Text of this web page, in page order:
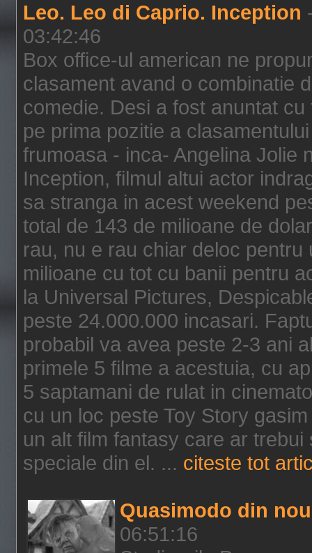
Leo. Leo di Caprio. Inception
03:42:46
Box office-ul american ne
clasament avand o combinatie
comedie. Desi a fost anuntat
pe prima pozitie a
frumoasa - inca- Angelina Jolie
Inception, filmul altui actor
sa stranga in acest weekend
total de 143 de milioane de
rau, nu e rau chiar deloc
milioane cu tot cu banii pentru
la Universal Pictures,
peste 24.000.000 incasari.
probabil va avea peste 2-3 ani
primele 5 filme a acestuia, cu
5 saptamani de rulat in
cu un loc peste Toy Story
un alt film fantasy care ar
speciale din el. ... citeste tot
Quasimodo din
06:51:16